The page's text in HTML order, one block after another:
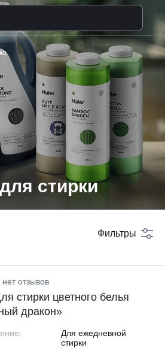
машина
стирки
Фильтры
отзывов
стирки цветного белья
дракон»
Для ежедневной
стирки